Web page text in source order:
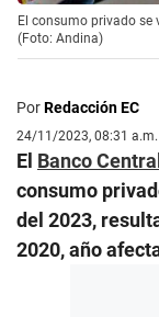
El consumo privado se
(Foto: Andina)
PorRedacción EC
24/11/2023, 08:31
El Banco
consumo
del 2023,
2020, año